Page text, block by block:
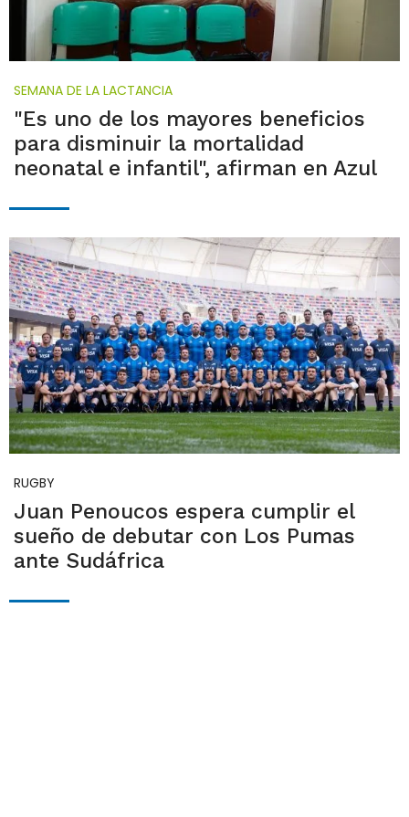
SEMANA DE LA LACTANCIA
"Es uno de los mayores beneficios
para disminuir la mortalidad
neonatal e infantil", afirman en Azul
RUGBY
Juan Penoucos espera cumplir el
sueño de debutar con Los Pumas
ante Sudáfrica